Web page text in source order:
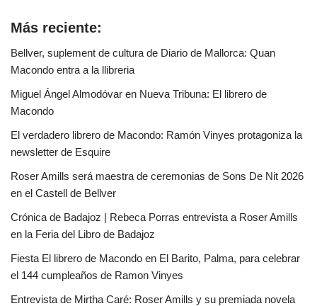
Más reciente:
Bellver, suplement de cultura de Diario de Mallorca: Quan
Macondo entra a la llibreria
Miguel Ángel Almodóvar en Nueva Tribuna: El librero de
Macondo
El verdadero librero de Macondo: Ramón Vinyes protagoniza la
newsletter de Esquire
Roser Amills será maestra de ceremonias de Sons De Nit 2026
en el Castell de Bellver
Crónica de Badajoz | Rebeca Porras entrevista a Roser Amills
en la Feria del Libro de Badajoz
Fiesta El librero de Macondo en El Barito, Palma, para celebrar
el 144 cumpleaños de Ramon Vinyes
Entrevista de Mirtha Caré: Roser Amills y su premiada novela